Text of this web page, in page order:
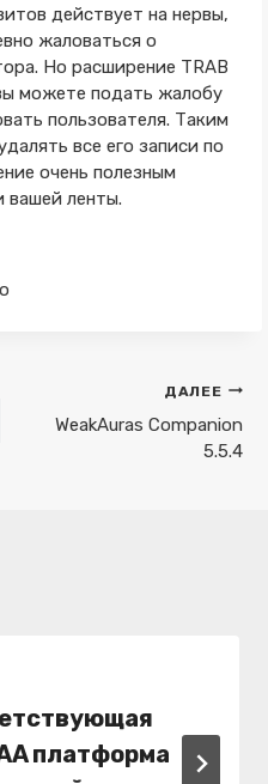
действует на нервы,
жаловаться о
Но расширение TRAB
можете подать жалобу
пользователя. Таким
все его записи по
очень полезным
вашей ленты.
ДАЛЕЕ
WeakAuras Companion
5.5.4
платформа